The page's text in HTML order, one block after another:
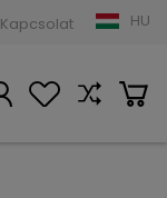
Kapcsolat HU